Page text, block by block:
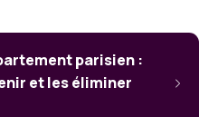
parisien :
et les éliminer